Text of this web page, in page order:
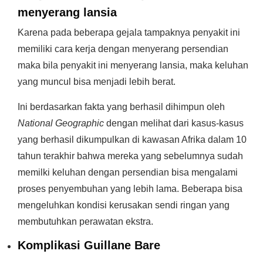
menyerang lansia
Karena pada beberapa gejala tampaknya penyakit ini
memiliki cara kerja dengan menyerang persendian
maka bila penyakit ini menyerang lansia, maka keluhan
yang muncul bisa menjadi lebih berat.
Ini berdasarkan fakta yang berhasil dihimpun oleh
National Geographic dengan melihat dari kasus-kasus
yang berhasil dikumpulkan di kawasan Afrika dalam 10
tahun terakhir bahwa mereka yang sebelumnya sudah
memilki keluhan dengan persendian bisa mengalami
proses penyembuhan yang lebih lama. Beberapa bisa
mengeluhkan kondisi kerusakan sendi ringan yang
membutuhkan perawatan ekstra.
Komplikasi Guillane Bare